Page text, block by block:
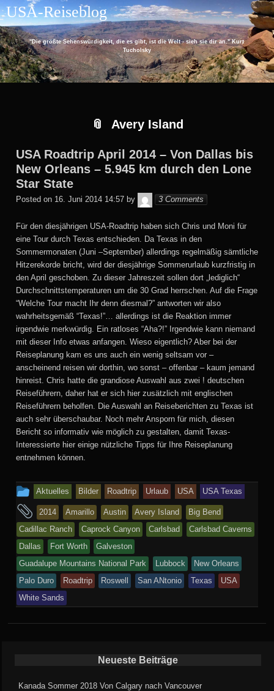
Skip
to
content
Skip
to
RECENT-
POSTS-
2
Skip
to
ARCHIVES-
2
Skip
to
CATEGORIES-
2
Skip
to
EU_COOKIE_LAW_WIDGET-
2
USA-Reiseblog
"Die größte Sehenswürdigkeit, die es gibt, ist die Welt - sieh sie dir an." Kurt
Tucholsky
Avery Island
USA Roadtrip April 2014 – Von Dallas bis
New Orleans – 5.945 km durch den Lone
Star State
Posted on 16. Juni 2014 14:57 by Monika
3 Comments
Für den diesjährigen USA-Roadtrip haben sich Chris und Moni für
eine Tour durch Texas entschieden. Da Texas in den
Sommermonaten (Juni –September) allerdings regelmäßig sämtliche
Hitzerekorde bricht, wird der diesjährige Sommerurlaub kurzfristig in
den April geschoben. Zu dieser Jahreszeit sollen dort „lediglich“
Durchschnittstemperaturen um die 30 Grad herrschen. Auf die Frage
“Welche Tour macht Ihr denn diesmal?” antworten wir also
wahrheitsgemäß “Texas!”… allerdings ist die Reaktion immer
irgendwie merkwürdig. Ein ratloses “Aha?!” Irgendwie kann niemand
mit dieser Info etwas anfangen. Wieso eigentlich? Aber bei der
Reiseplanung kam es uns auch ein wenig seltsam vor –
anscheinend reisen wir dorthin, wo sonst – offenbar – kaum jemand
hinreist. Chris hatte die grandiose Auswahl aus zwei ! deutschen
Reiseführern, daher hat er sich hier zusätzlich mit englischen
Reiseführern beholfen. Die Auswahl an Reiseberichten zu Texas ist
auch sehr überschaubar. Noch mehr Ansporn für mich, diesen
Bericht so informativ wie möglich zu gestalten, damit Texas-
Interessierte hier einige nützliche Tipps für Ihre Reiseplanung
entnehmen können.
This
entry
was
posted
in
Aktuelles Bilder Roadtrip Urlaub USA USA Texas
and
tagged
2014 Amarillo Austin Avery Island
Big Bend
Cadillac Ranch
Caprock Canyon Carlsbad
Carlsbad Caverns
Dallas
Fort Worth
Galveston
Guadalupe Mountains National Park
Lubbock
New Orleans
Palo Duro
Roadtrip Roswell San ANtonio Texas
USA
White Sands
Neueste Beiträge
Kanada Sommer 2018 Von Calgary nach Vancouver